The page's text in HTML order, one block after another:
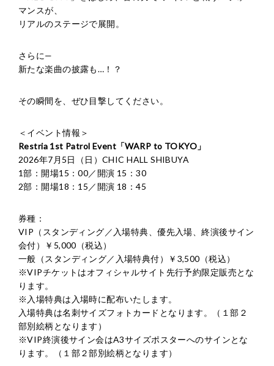
マンスが、
リアルのステージで展開。
さらに—
新たな楽曲の披露も…！？
その瞬間を、ぜひ目撃してください。
＜イベント情報＞
Restria 1st Patrol Event「WARP to TOKYO」
2026年7月5日（日）CHIC HALL SHIBUYA
1部：開場15：00／開演 15：30
2部：開場18：15／開演 18：45
券種：
VIP（スタンディング／入場特典、優先入場、終演後サイン
会付）￥5,000（税込）
一般（スタンディング／入場特典付）￥3,500（税込）
※VIPチケットはオフィシャルサイト先行予約限定販売とな
ります。
※入場特典は入場時に配布いたします。
入場特典は名刺サイズフォトカードとなります。（１部２
部別絵柄となります）
※VIP終演後サイン会はA3サイズポスターへのサインとな
ります。（１部２部別絵柄となります）